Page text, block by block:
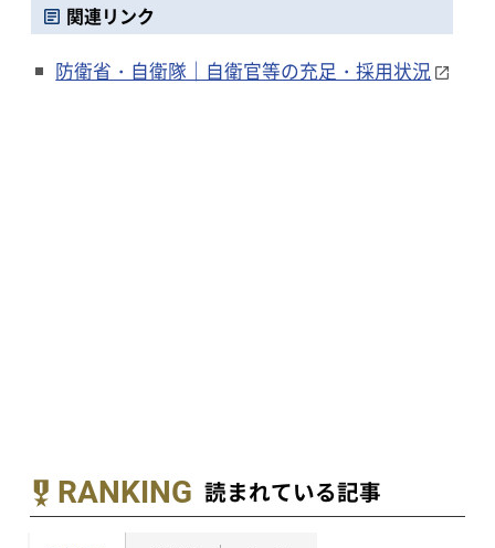
関連リンク
防衛省・自衛隊｜自衛官等の充足・採用状況
RANKING 読まれている記事